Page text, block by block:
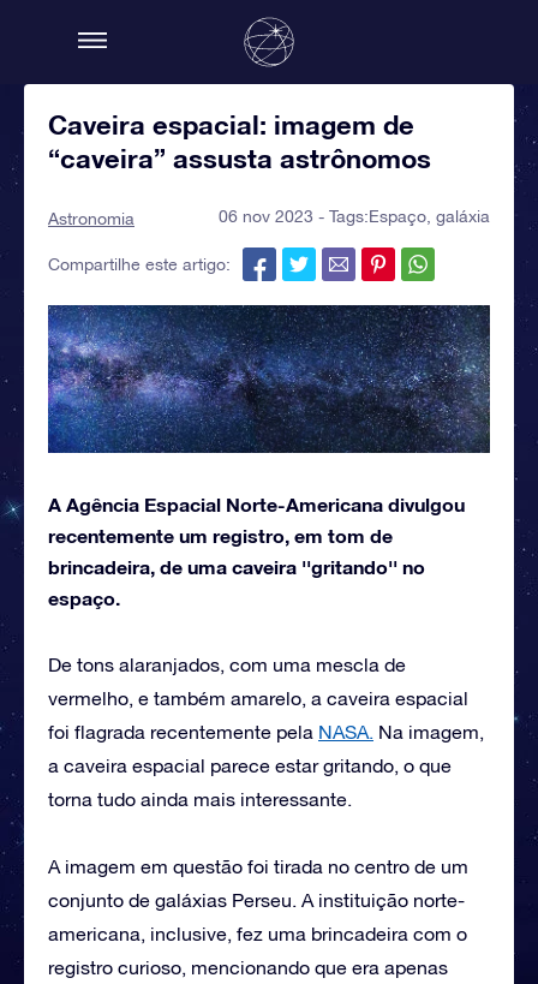
Caveira espacial: imagem de
“caveira” assusta astrônomos
Astronomia 06 nov 2023 - Tags:Espaço galáxia
Compartilhe este artigo:
A Agência Espacial Norte-Americana divulgou
recentemente um registro, em tom de
brincadeira, de uma caveira ''gritando'' no
espaço.
De tons alaranjados, com uma mescla de
vermelho, e também amarelo, a caveira espacial
foi flagrada recentemente pela NASA. Na imagem,
a caveira espacial parece estar gritando, o que
torna tudo ainda mais interessante.
A imagem em questão foi tirada no centro de um
conjunto de galáxias Perseu. A instituição norte-
americana, inclusive, fez uma brincadeira com o
registro curioso, mencionando que era apenas